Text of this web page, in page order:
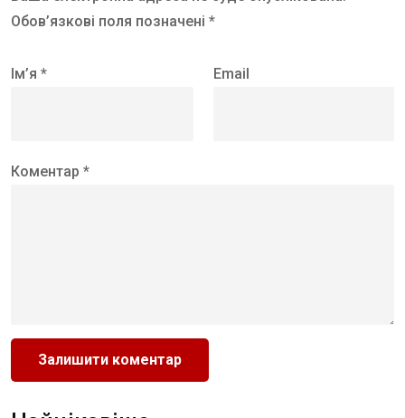
Обов’язкові поля позначені *
Ім’я * Email
Коментар *